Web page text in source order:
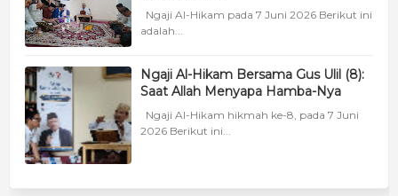
Ngaji Al-Hikam pada 7 Juni 2026 Berikut ini
adalah...
Ngaji Al-Hikam Bersama Gus Ulil (8):
Saat Allah Menyapa Hamba-Nya
Ngaji Al-Hikam hikmah ke-8, pada 7 Juni
2026 Berikut ini...